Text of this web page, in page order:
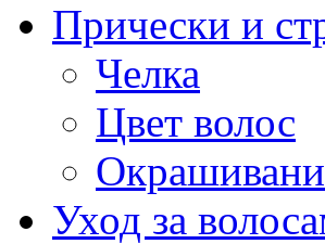
Прически и
Челка
Цвет волос
Уход за